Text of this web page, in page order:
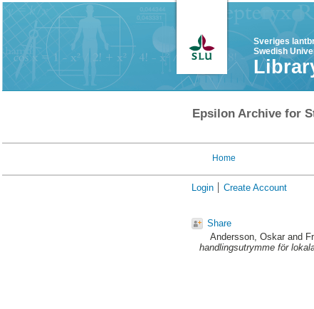
Sveriges
Swedish
Epsilon Archive for
Home
Login Create Account
Share
Andersson, Oskar and
handlingsutrymme för